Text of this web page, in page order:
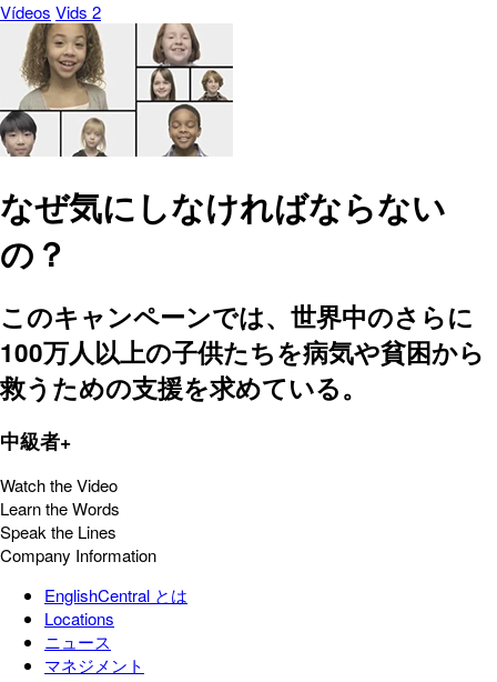
Vídeos Vids 2
なぜ気にしなければならない
の？
このキャンペーンでは、世界中のさらに
100万人以上の子供たちを病気や貧困から
救うための支援を求めている。
中級者+
Watch the Video
Learn the Words
Speak the Lines
Company Information
EnglishCentral とは
Locations
ニュース
マネジメント